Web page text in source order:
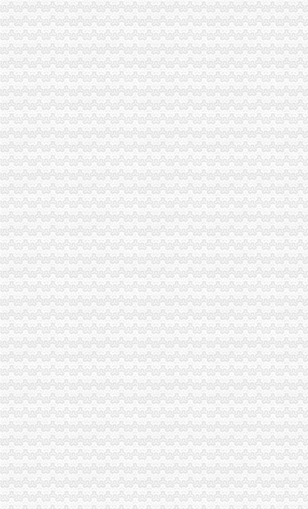
三季度全市一般纳税人公司注册消费系统共受理消费者投诉5443件
市一般纳税人注册流程工商局建立服务质量评价系统